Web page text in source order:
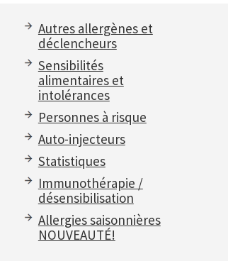
Autres allergènes et
déclencheurs
Sensibilités
alimentaires et
intolérances
Personnes à risque
Auto-injecteurs
Statistiques
Immunothérapie /
désensibilisation
Allergies saisonnières
NOUVEAUTÉ!